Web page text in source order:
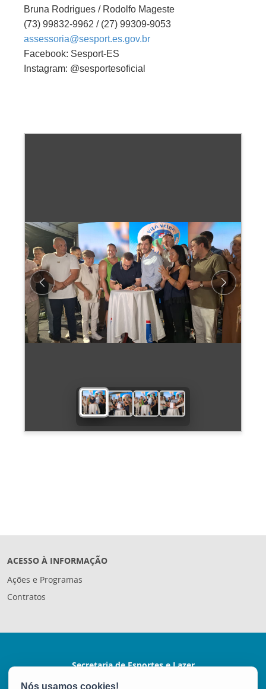
Bruna Rodrigues / Rodolfo Mageste
(73) 99832-9962 / (27) 99309-9053
assessoria@sesport.es.gov.br
Facebook: Sesport-ES
Instagram: @sesportesoficial
Previous Next
ACESSO À INFORMAÇÃO
Ações e Programas
Contratos
Secretaria de Esportes e Lazer